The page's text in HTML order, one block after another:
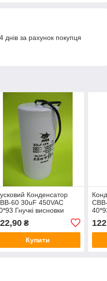
за рахунок покупця
Конденсатор
60 30uF 450VAC
Гнучкі висновки
₴
Купити